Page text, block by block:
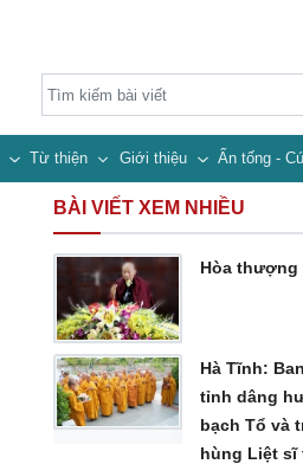
Từ thiện Giới thiệu Ấn tống -
BÀI VIẾT XEM NHIỀU
Hòa thượng
Hà Tĩnh:
tỉnh dâng
bạch Tổ và
hùng Liệt sĩ